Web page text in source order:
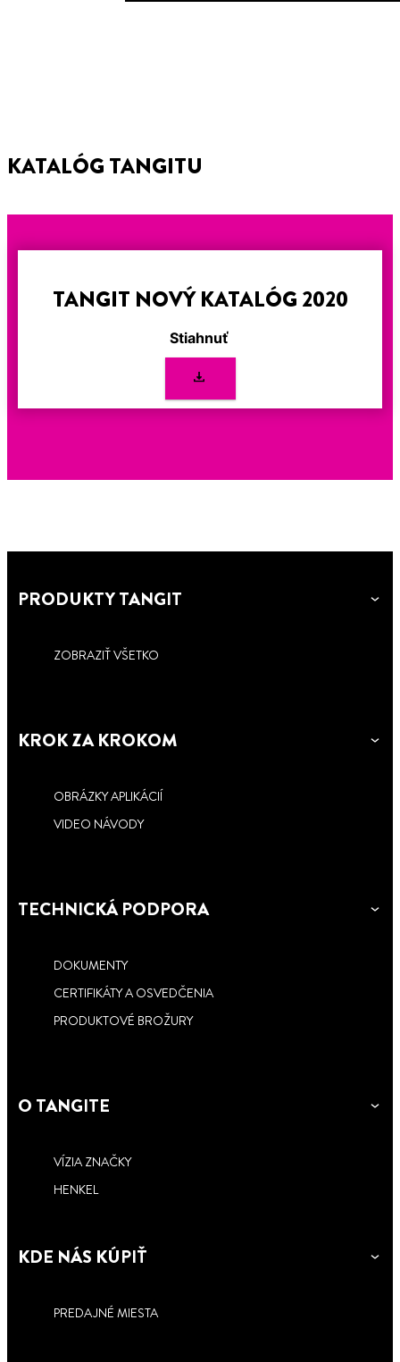
KATALÓG TANGITU
TANGIT NOVÝ KATALÓG 2020
Stiahnuť
PRODUKTY TANGIT
ZOBRAZIŤ VŠETKO
KROK ZA KROKOM
OBRÁZKY APLIKÁCIÍ
VIDEO NÁVODY
TECHNICKÁ PODPORA
DOKUMENTY
CERTIFIKÁTY A OSVEDČENIA
PRODUKTOVÉ BROŽURY
O TANGITE
VÍZIA ZNAČKY
HENKEL
KDE NÁS KÚPIŤ
PREDAJNÉ MIESTA